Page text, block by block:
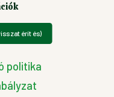
politika